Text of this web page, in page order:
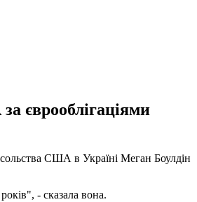
єврооблігаціями
США в Україні Меган Боулдін
- сказала вона.